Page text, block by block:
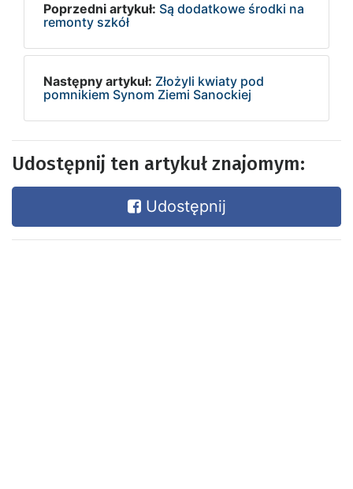
Poprzedni artykuł: Są dodatkowe środki na
remonty szkół
Następny artykuł: Złożyli kwiaty pod
pomnikiem Synom Ziemi Sanockiej
Udostępnij ten artykuł znajomym:
Udostępnij